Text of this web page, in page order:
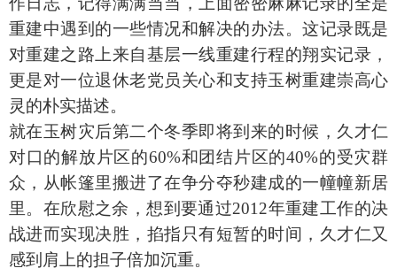
重建中遇到的一些情况和解决的办法。这记录既是
对重建之路上来自基层一线重建行程的翔实记录，
更是对一位退休老党员关心和支持玉树重建崇高心
灵的朴实描述。
就在玉树灾后第二个冬季即将到来的时候，久才仁
对口的解放片区的60%和团结片区的40%的受灾群
众，从帐篷里搬进了在争分夺秒建成的一幢幢新居
里。在欣慰之余，想到要通过2012年重建工作的决
战进而实现决胜，掐指只有短暂的时间，久才仁又
感到肩上的担子倍加沉重。